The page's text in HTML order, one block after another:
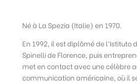
Né à La Spezia (Italie) en 1970.
En 1992, il est diplômé de l’Istituto
Spinelli de Florence, puis
met en contact avec une célèbre
communication américaine, où il